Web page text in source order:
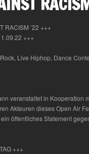
RACISM ’22 +++
+++
Live Hiphop, Dance
veranstaltet in Kooperation
Akteuren dieses Open Air
öffentliches Statement
+++